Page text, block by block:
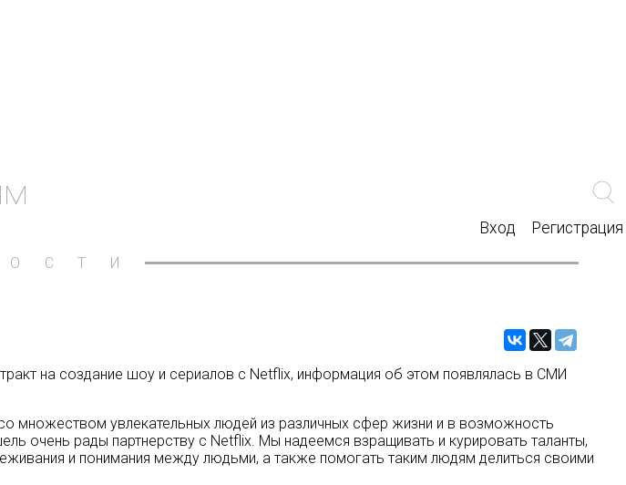
Вход Регистрация
на создание шоу и сериалов с Netflix, информация об этом появлялась в СМИ
множеством увлекательных людей из различных сфер жизни и в возможность
очень рады партнерству с Netflix. Мы надеемся взращивать и курировать таланты,
и понимания между людьми, а также помогать таким людям делиться своими